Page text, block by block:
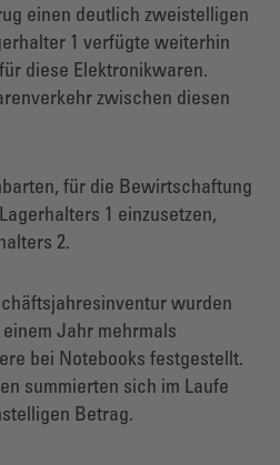
einen deutlich zweistelligen
1 verfügte weiterhin
diese Elektronikwaren.
zwischen diesen
für die Bewirtschaftung
1 einzusetzen,
2.
wurden
Jahr mehrmals
bei Notebooks festgestellt.
summierten sich im Laufe
Betrag.